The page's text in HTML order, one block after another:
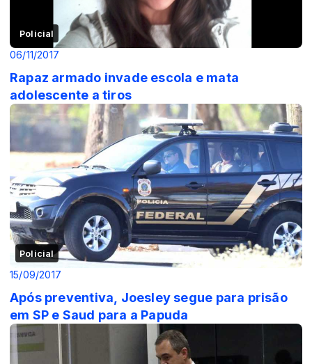
Policial
06/11/2017
Rapaz armado invade escola e mata
adolescente a tiros
Policial
15/09/2017
Após preventiva, Joesley segue para prisão
em SP e Saud para a Papuda